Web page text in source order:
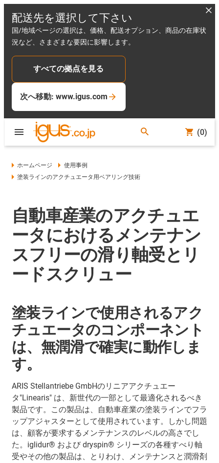
配送先を選択して下さい
国/地域ページの選択は、価格、配送オプション、商品の在庫状
況など、さまざまな要因に影響します。
すべての拠点を見る
次へ移動: www.igus.com
(0)
ホームページ
使用事例
塗装ラインのアクチュエータ用ベアリング技術
自動車産業のアクチュエ
ータにおけるメンテナン
スフリーの滑り軸受とリ
ードスクリュー
塗装ラインで使用されるアク
チュエータのコンポーネント
は、無潤滑で確実に動作しま
す。
ARIS Stellantriebe GmbHのリニアアクチュエー
タ"Linearis" は、新世代の一部として最適化されるべき
製品です。この製品は、自動車産業の塗装ラインでフラ
ップアジャスターとして使用されています。しかし問題
は、顧客が要求するメンテナンスのレベルの高さでし
た。iglidur® および dryspin® シリーズの各種すべり軸
受やその他の製品は、とりわけ、メンテナンスと潤滑剤